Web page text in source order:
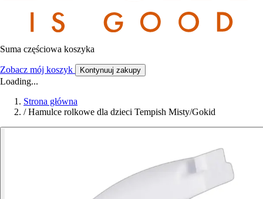
Suma częściowa koszyka
Zobacz mój koszyk Kontynuuj zakupy
Loading...
Strona główna
/ Hamulce rolkowe dla dzieci Tempish Misty/Gokid